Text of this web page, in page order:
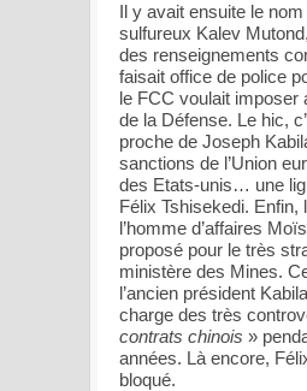
Il y avait ensuite le
sulfureux Kalev
des renseignements
faisait office de police
le FCC voulait imposer
de la Défense. Le hic,
proche de Joseph
sanctions de l’Union
des Etats-unis… une
Félix Tshisekedi. Enfin,
l’homme d’affaires
proposé pour le très
ministère des Mines.
l’ancien président
charge des très
contrats chinois »
années. Là encore,
bloqué.